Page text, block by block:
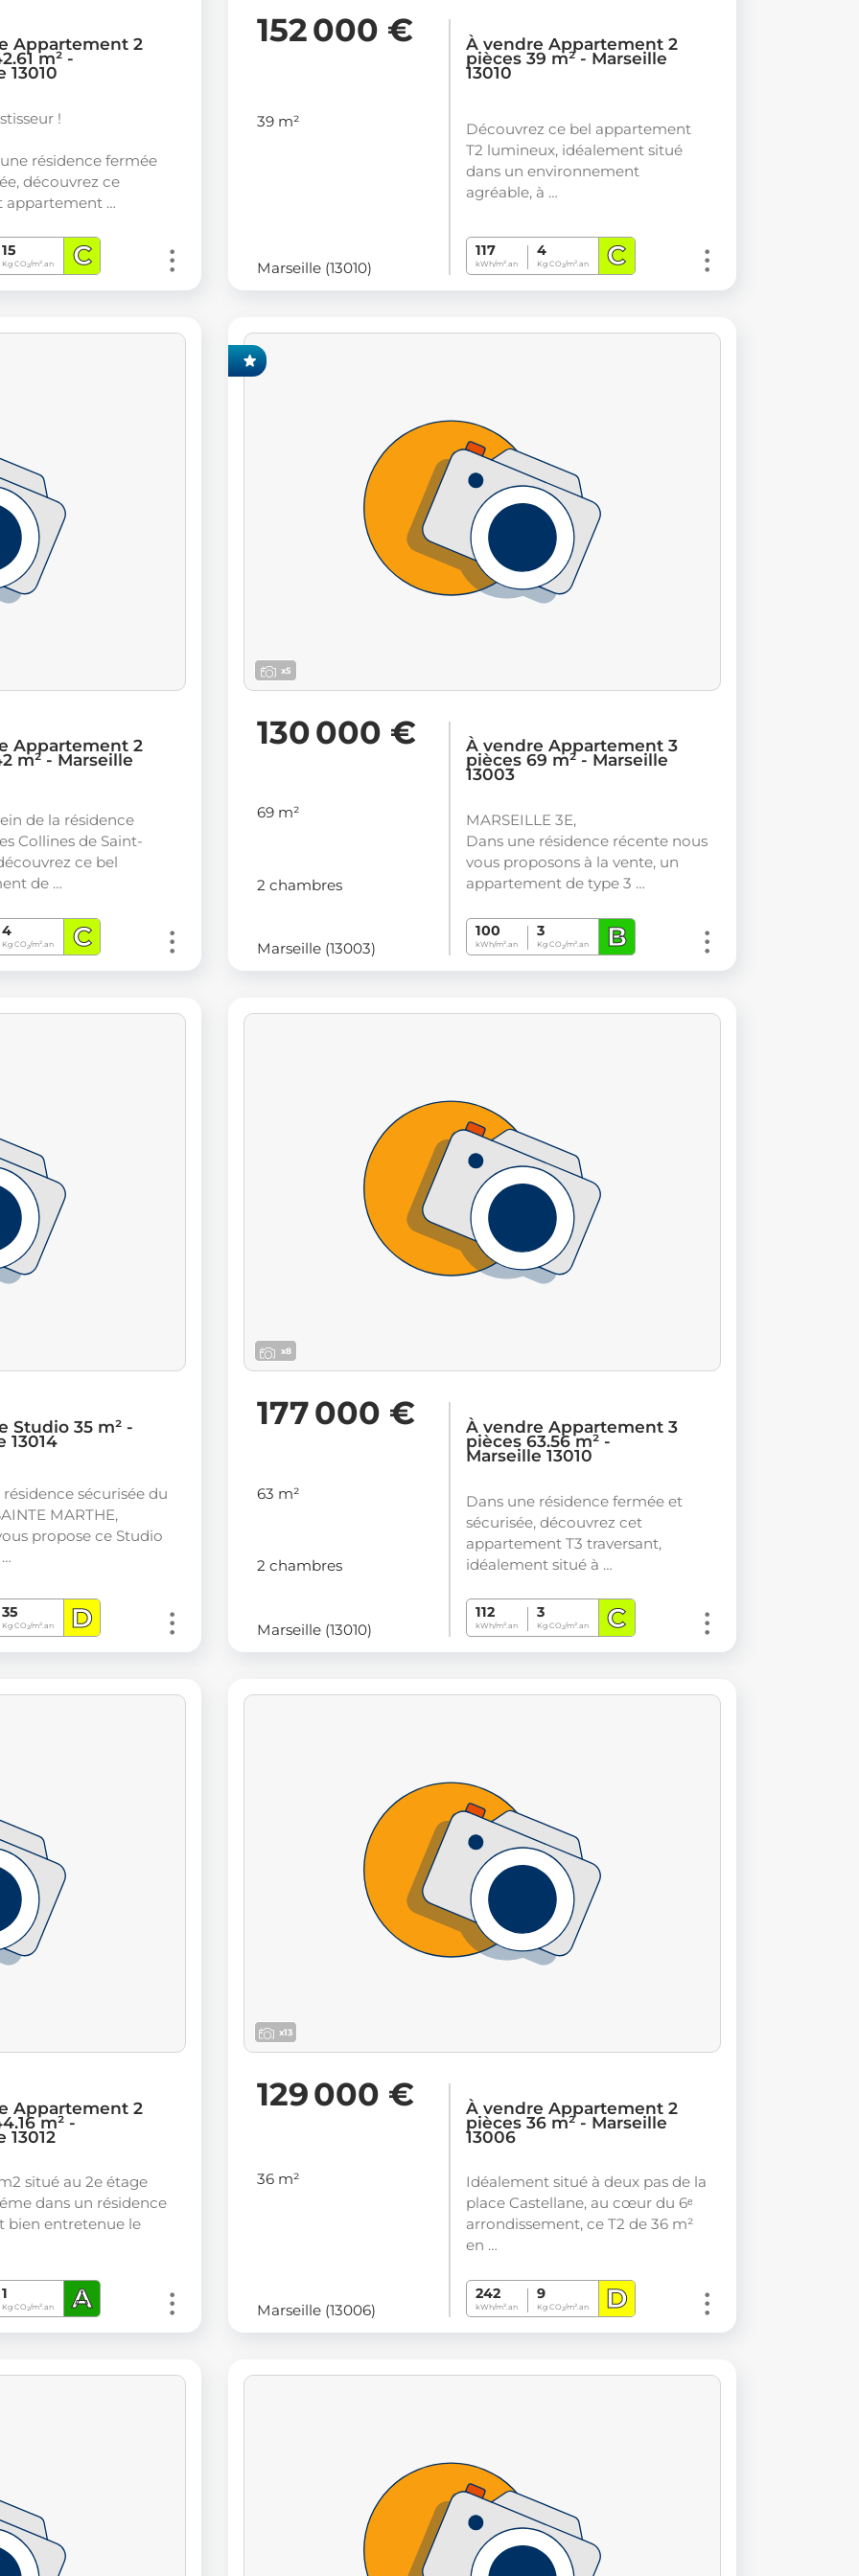
Appartement 2
m² -
13010
!
résidence fermée
découvrez ce
appartement …
15
Kg CO2/m².an C
152 000 €
39 m²
Marseille (13010)
À vendre Appartement 2
pièces 39 m² - Marseille
13010
Découvrez ce bel appartement
T2 lumineux, idéalement situé
dans un environnement
agréable, à …
117
kWh/m².an
4
Kg CO2/m².an C
Appartement 2
m² - Marseille
de la résidence
Collines de Saint-
ce bel
de …
4
Kg CO2/m².an C
x5
130 000 €
69 m²
2 chambres
Marseille (13003)
À vendre Appartement 3
pièces 69 m² - Marseille
13003
MARSEILLE 3E,
Dans une résidence récente nous
vous proposons à la vente, un
appartement de type 3 …
100
kWh/m².an
3
Kg CO2/m².an B
Studio 35 m² -
13014
sécurisée du
MARTHE,
propose ce Studio
35
Kg CO2/m².an D
x8
177 000 €
63 m²
2 chambres
Marseille (13010)
À vendre Appartement 3
pièces 63.56 m² -
Marseille 13010
Dans une résidence fermée et
sécurisée, découvrez cet
appartement T3 traversant,
idéalement situé à …
112
kWh/m².an
3
Kg CO2/m².an C
Appartement 2
m² -
13012
situé au 2e étage
dans un résidence
bien entretenue le
1
Kg CO2/m².an A
x13
129 000 €
36 m²
Marseille (13006)
À vendre Appartement 2
pièces 36 m² - Marseille
13006
Idéalement situé à deux pas de la
place Castellane, au cœur du 6ᵉ
arrondissement, ce T2 de 36 m²
en …
242
kWh/m².an
9
Kg CO2/m².an D